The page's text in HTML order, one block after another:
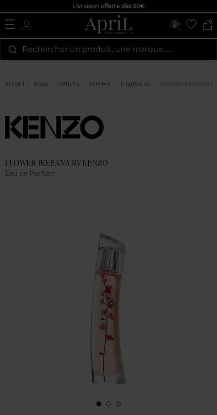
Livraison offerte dès 50€
0
Rechercher un produit, une marque…...
Accueil Shop Parfums Femme Fragrances FLOWER IKEBANA
FLOWER IKEBANA BY KENZO
Eau de Parfum